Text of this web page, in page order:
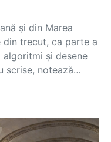
și din Marea
din trecut, ca parte a
algoritmi și desene
scrise, notează…